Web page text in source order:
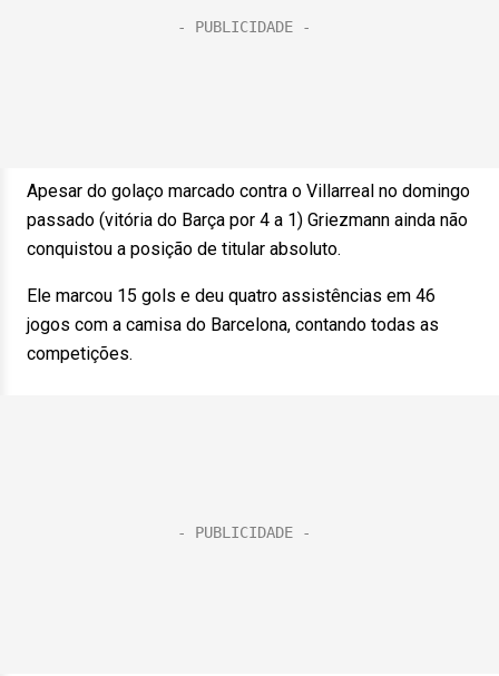
Apesar do golaço marcado contra o Villarreal no domingo
passado (vitória do Barça por 4 a 1) Griezmann ainda não
conquistou a posição de titular absoluto.
Ele marcou 15 gols e deu quatro assistências em 46
jogos com a camisa do Barcelona, contando todas as
competições.